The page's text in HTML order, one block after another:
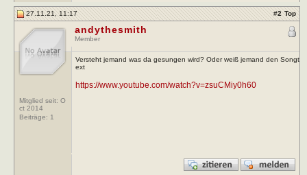
27.11.21, 11:17 #2 Top
Mitglied seit: O
ct 2014
Beiträge: 1
andythesmith
Member
Versteht jemand was da gesungen wird? Oder weiß jemand den Songt
ext
https://www.youtube.com/watch?v=zsuCMiy0h60